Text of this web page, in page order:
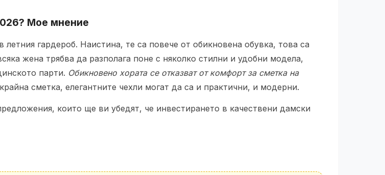
Мое мнение
в летния гардероб. Наистина, те са повече от обикновена обувка, това са
жена трябва да разполага поне с няколко стилни и удобни модела,
парти. Обикновено хората се отказват от комфорт за сметка на
сметка, елегантните чехли могат да са и практични, и модерни.
които ще ви убедят, че инвестирането в качествени дамски